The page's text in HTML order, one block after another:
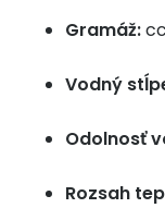
Gramáž:
Vodný
Odolnosť
Rozsah